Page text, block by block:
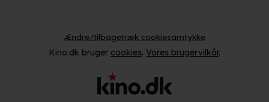
Ændre/tilbagetræk cookiesamtykke
Kino.dk bruger cookies. Vores brugervilkår.